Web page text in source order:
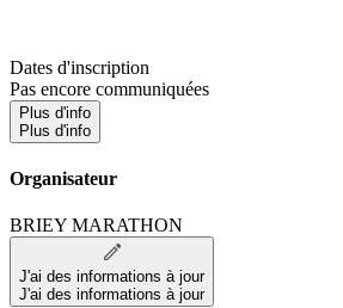
Dates d'inscription
Pas encore communiquées
Plus d'info
Plus d'info
Organisateur
BRIEY MARATHON
J'ai des informations à jour
J'ai des informations à jour